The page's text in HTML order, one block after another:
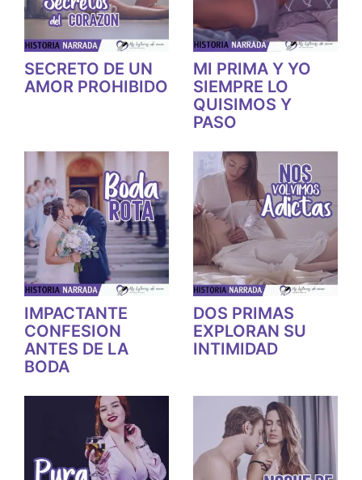
SECRETO DE UN
AMOR PROHIBIDO
MI PRIMA Y YO
SIEMPRE LO
QUISIMOS Y
PASO
IMPACTANTE
CONFESION
ANTES DE LA
BODA
DOS PRIMAS
EXPLORAN SU
INTIMIDAD